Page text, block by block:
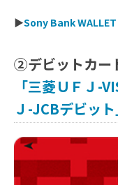
▶Sony Bank WALLET
②デビットカー
「三菱ＵＦＪ-
Ｊ-JCBデビット